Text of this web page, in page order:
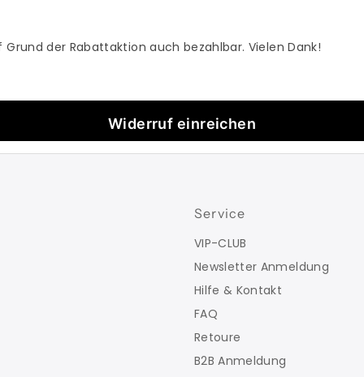
der Rabattaktion auch bezahlbar. Vielen Dank!
Widerruf einreichen
Service
VIP-CLUB
Newsletter Anmeldung
Hilfe & Kontakt
FAQ
Retoure
B2B Anmeldung